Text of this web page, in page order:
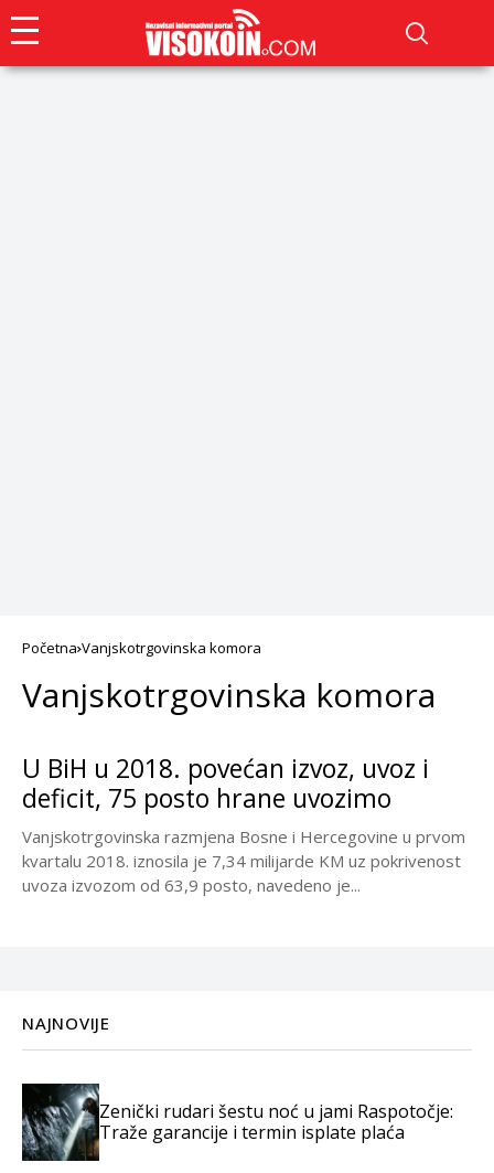
Početna Vanjskotrgovinska komora
Vanjskotrgovinska komora
U BiH u 2018. povećan izvoz, uvoz i
deficit, 75 posto hrane uvozimo
Vanjskotrgovinska razmjena Bosne i Hercegovine u prvom
kvartalu 2018. iznosila je 7,34 milijarde KM uz pokrivenost
uvoza izvozom od 63,9 posto, navedeno je...
NAJNOVIJE
Zenički rudari šestu noć u jami Raspotočje:
Traže garancije i termin isplate plaća